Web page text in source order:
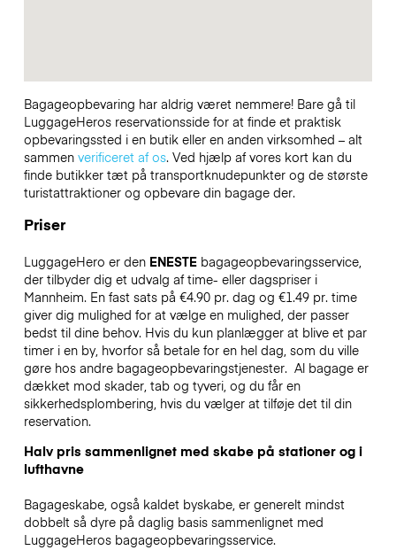
Bagageopbevaring har aldrig været nemmere! Bare gå til
LuggageHeros reservationsside for at finde et praktisk
opbevaringssted i en butik eller en anden virksomhed – alt
sammen verificeret af os. Ved hjælp af vores kort kan du
finde butikker tæt på transportknudepunkter og de største
turistattraktioner og opbevare din bagage der.
Priser
LuggageHero er den ENESTEbagageopbevaringsservice,
der tilbyder dig et udvalg af time- eller dagspriser i
Mannheim. En fast sats på €4.90 pr. dag og €1.49 pr. time
giver dig mulighed for at vælge en mulighed, der passer
bedst til dine behov. Hvis du kun planlægger at blive et par
timer i en by, hvorfor så betale for en hel dag, som du ville
gøre hos andre bagageopbevaringstjenester. Al bagage er
dækket mod skader, tab og tyveri, og du får en
sikkerhedsplombering, hvis du vælger at tilføje det til din
reservation.
Halv pris sammenlignet med skabe på stationer og i
lufthavne
Bagageskabe, også kaldet byskabe, er generelt mindst
dobbelt så dyre på daglig basis sammenlignet med
LuggageHeros bagageopbevaringsservice.